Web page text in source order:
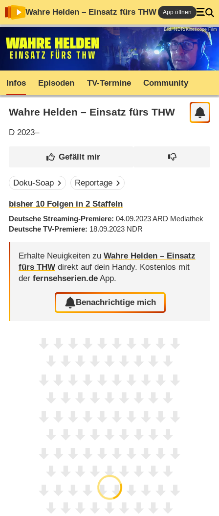
Wahre Helden – Einsatz fürs THW App öffnen
Bild: NDR/Kinescope Film
Infos Episoden TV-Termine Community
Wahre Helden – Einsatz fürs THW
D2023–
Doku-Soap Reportage
bisher 10Folgen in 2Staffeln
Deutsche Streaming-Premiere 04.09.2023ARD Mediathek
Deutsche TV-Premiere 18.09.2023 NDR
Erhalte Neuigkeiten zu Wahre Helden – Einsatz
fürs THWdirekt auf dein Handy. Kostenlos mit
der fernsehserien.deApp.
Benachrichtige mich